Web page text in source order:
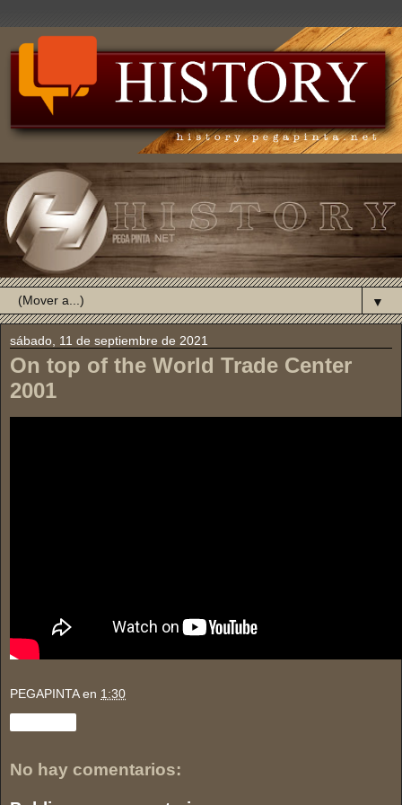
▼
sábado, 11 de septiembre de 2021
On top of the World Trade Center
2001
PEGAPINTA en 1:30
No hay comentarios: